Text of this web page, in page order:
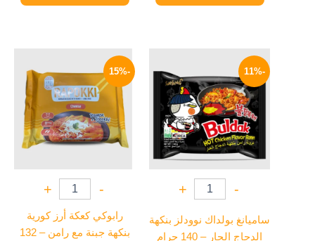
-11%
-
+
ساميانغ بولداك نوودلز بنكهة
الدجاج الحار – 140 جرام
هو:
145 EGP.
هو:
129 EGP.
-15%
-
+
رابوكي كعكة أرز كورية
بنكهة جبنة مع رامن – 132
هو:
275 EGP.
هو:
234 EGP.